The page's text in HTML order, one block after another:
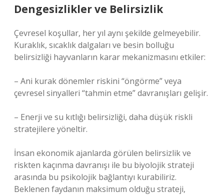
Dengesizliklerve Belirsizlik
Çevresel koşullar, her yıl aynı şekilde gelmeyebilir.
Kuraklık, sıcaklık dalgaları ve besin bolluğu
belirsizliği hayvanların karar mekanizmasını etkiler:
– Ani kurak dönemler riskini “öngörme” veya
çevresel sinyalleri “tahmin etme” davranışları gelişir.
– Enerji ve su kıtlığı belirsizliği, daha düşük riskli
stratejilere yöneltir.
İnsan ekonomik ajanlarda görülen belirsizlik ve
riskten kaçınma davranışı ile bu biyolojik strateji
arasında bu psikolojik bağlantıyı kurabiliriz.
Beklenen faydanın maksimum olduğu strateji,